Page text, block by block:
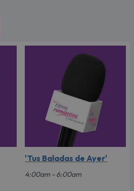
'Tus Baladas de Ayer'
4:00am - 6:00am